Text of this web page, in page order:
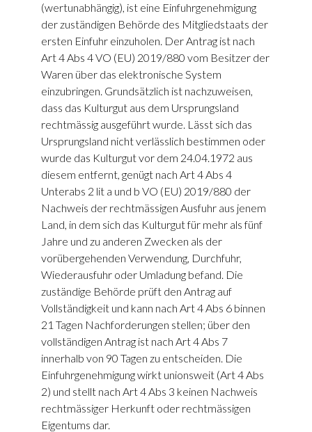
(wertunabhängig), ist eine Einfuhrgenehmigung
der zuständigen Behörde des Mitgliedstaats der
ersten Einfuhr einzuholen. Der Antrag ist nach
Art 4 Abs 4 VO (EU) 2019/880 vom Besitzer der
Waren über das elektronische System
einzubringen. Grundsätzlich ist nachzuweisen,
dass das Kulturgut aus dem Ursprungsland
rechtmässig ausgeführt wurde. Lässt sich das
Ursprungsland nicht verlässlich bestimmen oder
wurde das Kulturgut vor dem 24.04.1972 aus
diesem entfernt, genügt nach Art 4 Abs 4
Unterabs 2 lit a und b VO (EU) 2019/880 der
Nachweis der rechtmässigen Ausfuhr aus jenem
Land, in dem sich das Kulturgut für mehr als fünf
Jahre und zu anderen Zwecken als der
vorübergehenden Verwendung, Durchfuhr,
Wiederausfuhr oder Umladung befand. Die
zuständige Behörde prüft den Antrag auf
Vollständigkeit und kann nach Art 4 Abs 6 binnen
21 Tagen Nachforderungen stellen; über den
vollständigen Antrag ist nach Art 4 Abs 7
innerhalb von 90 Tagen zu entscheiden. Die
Einfuhrgenehmigung wirkt unionsweit (Art 4 Abs
2) und stellt nach Art 4 Abs 3 keinen Nachweis
rechtmässiger Herkunft oder rechtmässigen
Eigentums dar.